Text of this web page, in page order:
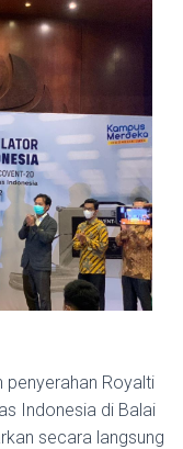
penyerahan Royalti
Indonesia di Balai
secara langsung